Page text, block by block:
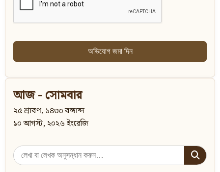
অভিযোগ জমা দিন
আজ - সোমবার
২৫ শ্রাবণ, ১৪৩৩ বঙ্গাব্দ
১০ আগস্ট, ২০২৬ ইংরেজি
Search
for: